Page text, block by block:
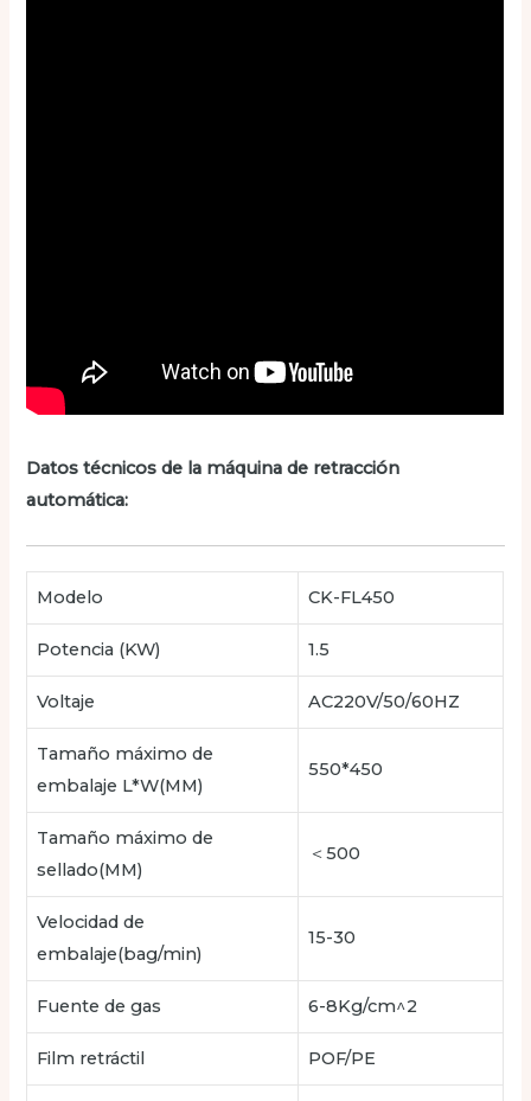
Datos técnicos de la máquina de retracción
automática:
Modelo CK-FL450
Potencia (KW) 1.5
Voltaje AC220V/50/60HZ
Tamaño máximo de
embalaje L*W(MM)
550*450
Tamaño máximo de
sellado(MM)
＜500
Velocidad de
embalaje(bag/min)
15-30
Fuente de gas 6-8Kg/cm^2
Film retráctil POF/PE